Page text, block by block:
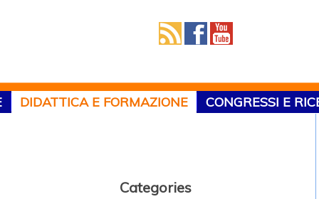
DIDATTICA E FORMAZIONE CONGRESSI E
Categories